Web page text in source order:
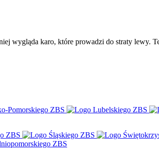
wygląda karo, które prowadzi do straty lewy.